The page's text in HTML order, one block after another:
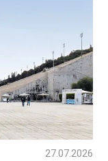
27.07.2026